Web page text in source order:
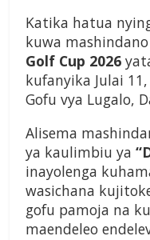
Katika hatua
kuwa
Golf Cup 2026
kufanyika Julai
Gofu vya Lugalo,
Alisema
ya kaulimbiu ya
inayolenga
wasichana
gofu pamoja na
maendeleo